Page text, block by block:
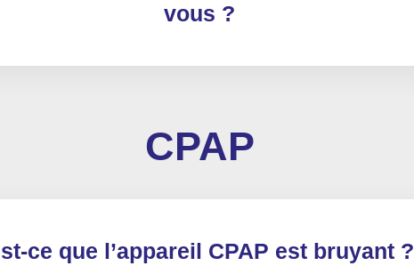
vous ?
CPAP
ce que l’appareil CPAP est bruyant ?